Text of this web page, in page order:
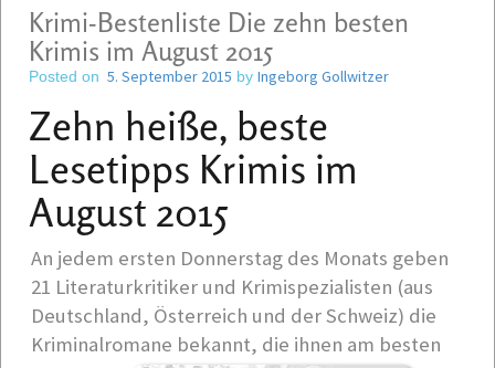
Krimi-Bestenliste Die zehn besten
Krimis im August 2015
Posted on 5. September 2015 by Ingeborg Gollwitzer
Zehn heiße, beste
Lesetipps Krimis im
August 2015
An jedem ersten Donnerstag des Monats geben
21 Literaturkritiker und Krimispezialisten (aus
Deutschland, Österreich und der Schweiz) die
Kriminalromane bekannt, die ihnen am besten